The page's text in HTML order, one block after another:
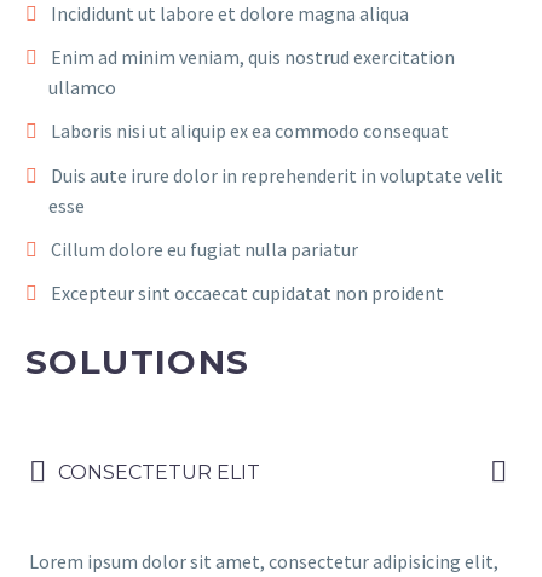
Incididunt ut labore et dolore magna aliqua
Enim ad minim veniam, quis nostrud exercitation
ullamco
Laboris nisi ut aliquip ex ea commodo consequat
Duis aute irure dolor in reprehenderit in voluptate velit
esse
Cillum dolore eu fugiat nulla pariatur
Excepteur sint occaecat cupidatat non proident
SOLUTIONS
CONSECTETUR ELIT
Lorem ipsum dolor sit amet, consectetur adipisicing elit,